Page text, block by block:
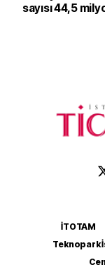
sayısı 44,5
İTOTAM
Teknopark